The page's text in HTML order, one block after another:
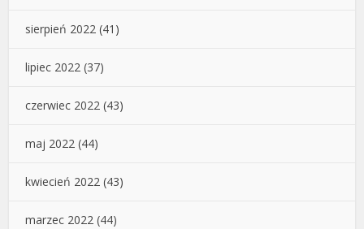
sierpień 2022 (41)
lipiec 2022 (37)
czerwiec 2022 (43)
maj 2022 (44)
kwiecień 2022 (43)
marzec 2022 (44)